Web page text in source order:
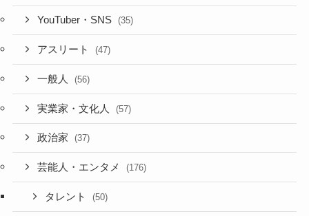
YouTuber・SNS (35)
アスリート (47)
一般人 (56)
実業家・文化人 (57)
政治家 (37)
芸能人・エンタメ (176)
タレント (50)